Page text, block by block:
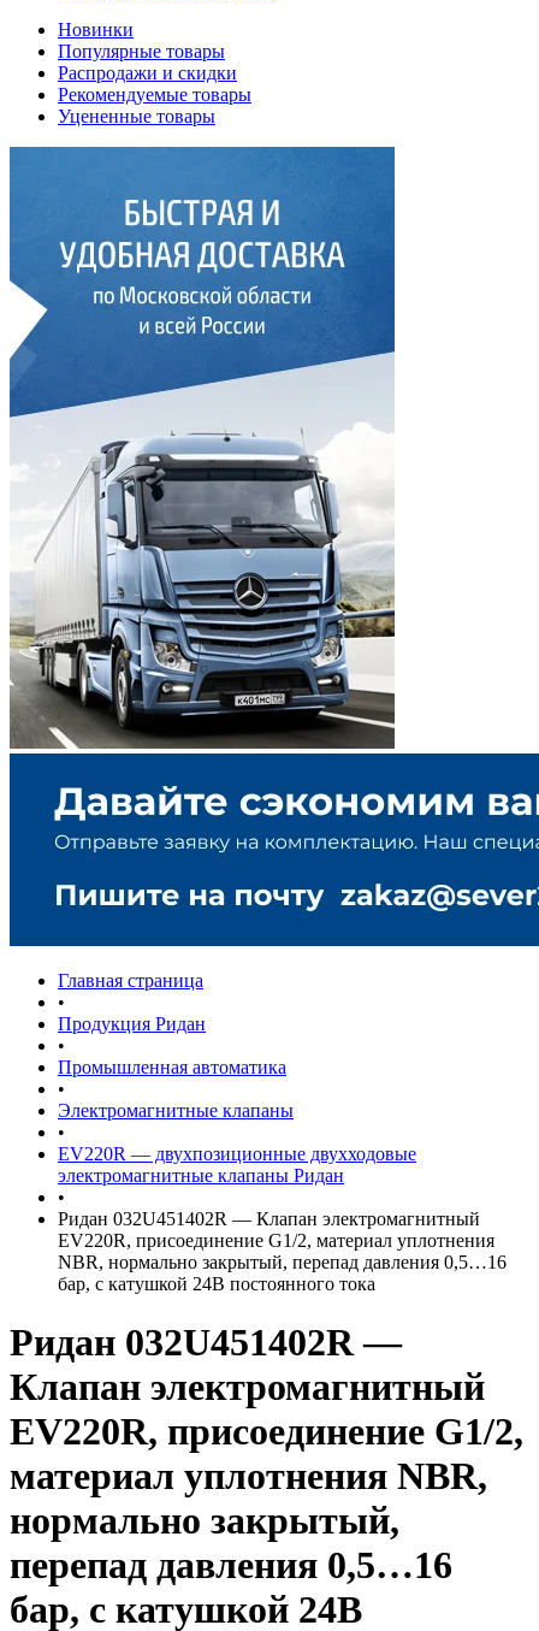
Новинки
Популярные товары
Распродажи и скидки
Рекомендуемые товары
Уцененные товары
Главная страница
•
Продукция Ридан
•
Промышленная автоматика
•
Электромагнитные клапаны
•
EV220R — двухпозиционные двухходовые
электромагнитные клапаны Ридан
•
Ридан 032U451402R — Клапан электромагнитный
EV220R, присоединение G1/2, материал уплотнения
NBR, нормально закрытый, перепад давления 0,5…16
бар, с катушкой 24В постоянного тока
Ридан 032U451402R —
Клапан электромагнитный
EV220R, присоединение G1/2,
материал уплотнения NBR,
нормально закрытый,
перепад давления 0,5…16
бар, с катушкой 24В